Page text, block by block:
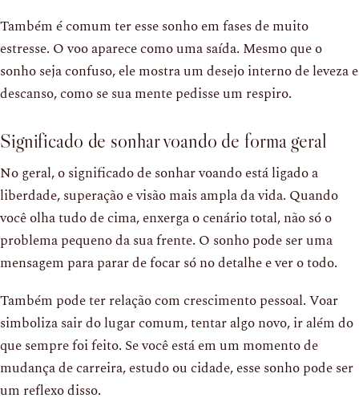
Também é comum ter esse sonho em fases de muito
estresse. O voo aparece como uma saída. Mesmo que o
sonho seja confuso, ele mostra um desejo interno de leveza e
descanso, como se sua mente pedisse um respiro.
Significado de sonhar voando de forma geral
No geral, o significado de sonhar voando está ligado a
liberdade, superação e visão mais ampla da vida. Quando
você olha tudo de cima, enxerga o cenário total, não só o
problema pequeno da sua frente. O sonho pode ser uma
mensagem para parar de focar só no detalhe e ver o todo.
Também pode ter relação com crescimento pessoal. Voar
simboliza sair do lugar comum, tentar algo novo, ir além do
que sempre foi feito. Se você está em um momento de
mudança de carreira, estudo ou cidade, esse sonho pode ser
um reflexo disso.